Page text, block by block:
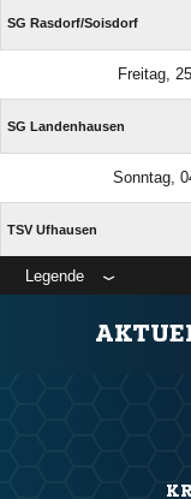
SG Rasdorf/​Soisdorf
Freitag,
SG Landenhausen
Sonntag,
TSV Ufhausen
Legende